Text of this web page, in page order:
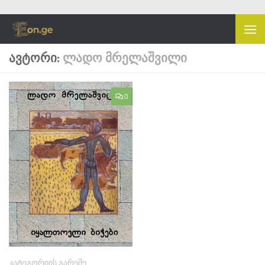
Skip to content
ᲐᲕᲢᲝᲠᲘ: ᲚᲐᲓᲝ ᲛᲠᲔᲚᲐᲨᲕᲘᲚᲘ
0
ᲙᲐᲢᲔᲒᲝᲠᲘᲘᲡ ᲒᲐᲠᲔᲨᲔ